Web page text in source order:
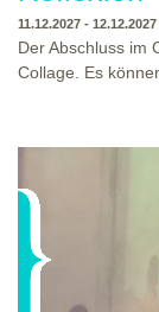
11.12.2027 - 12.12.2027
Der Abschluss im
Collage. Es
oder
WO?